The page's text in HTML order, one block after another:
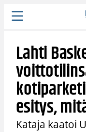
Siirry
sisältöön
Lahti
esitys,
Kataja kaatoi